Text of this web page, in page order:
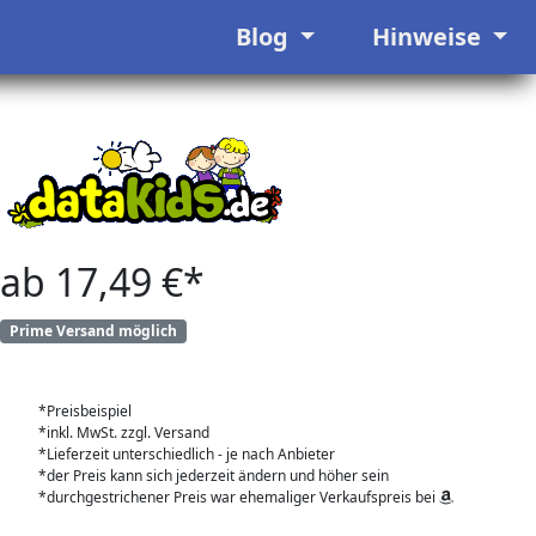
Blog Hinweise
ab 17,49 €*
Prime Versand möglich
*Preisbeispiel
*inkl. MwSt. zzgl. Versand
*Lieferzeit unterschiedlich - je nach Anbieter
*der Preis kann sich jederzeit ändern und höher sein
*durchgestrichener Preis war ehemaliger Verkaufspreis bei